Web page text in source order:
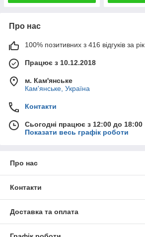
Про нас
100% позитивних з 416 відгуків за рік
Працює з 10.12.2018
м. Кам'янське
Кам'янське, Україна
Контакти
Сьогодні працює з 12:00 до 18:00
Показати весь графік роботи
Про нас
Контакти
Доставка та оплата